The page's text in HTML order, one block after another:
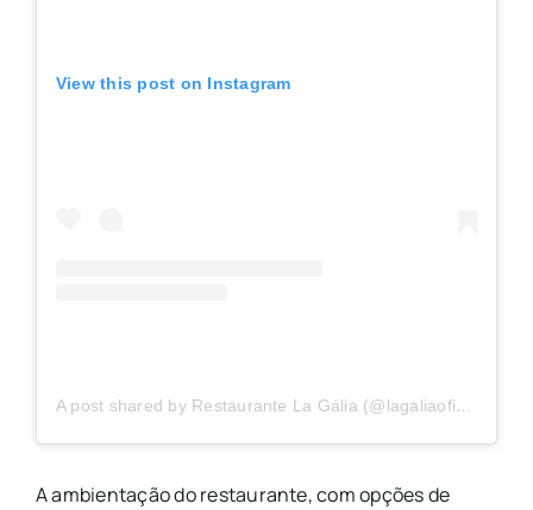
View this post on Instagram
A post shared by Restaurante La Gália (@lagaliaoficial)
A ambientação do restaurante, com opções de